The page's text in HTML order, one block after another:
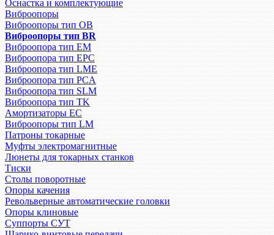
Оснастка и комплектующие
Виброопоры
Виброопоры тип ОВ
Виброопоры тип BR
Виброопора тип EM
Виброопора тип EPC
Виброопора тип LME
Виброопора тип PCA
Виброопора тип SLM
Виброопора тип TK
Амортизаторы EC
Виброопоры тип LM
Патроны токарные
Муфты электромагнитные
Люнеты для токарных станков
Тиски
Столы поворотные
Опоры качения
Револьверные автоматические головки
Опоры клиновые
Суппорты СУТ